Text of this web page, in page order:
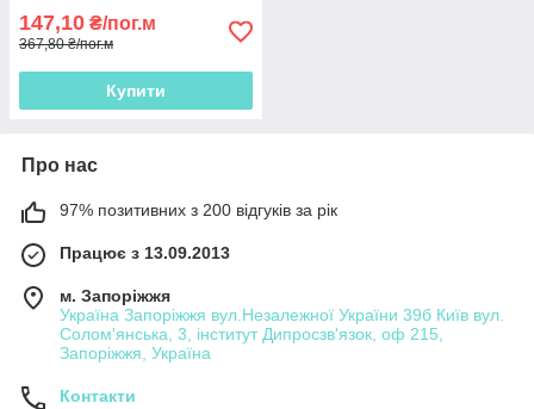
147,10 ₴/пог.м
367,80 ₴/пог.м
Купити
Про нас
97% позитивних з 200 відгуків за рік
Працює з 13.09.2013
м. Запоріжжя
Україна Запоріжжя вул.Незалежної України 39б Київ вул.
Солом'янська, 3, інститут Дипросзв'язок, оф 215,
Запоріжжя, Україна
Контакти